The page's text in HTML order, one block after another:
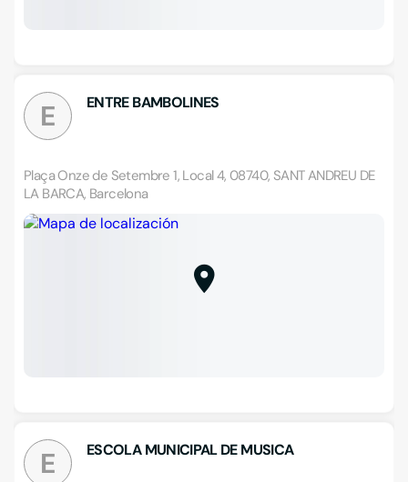
E ENTRE BAMBOLINES
Plaça Onze de Setembre 1, Local 4, 08740, SANT ANDREU DE
LA BARCA, Barcelona
E ESCOLA MUNICIPAL DE MUSICA